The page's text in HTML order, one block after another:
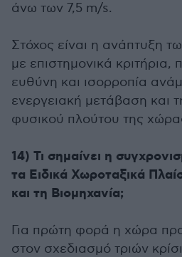
άνω των 7,5 m/s.
Στόχος είναι η ανάπτυξη
με επιστημονικά κριτήρια,
ευθύνη και ισορροπία
ενεργειακή μετάβαση και
φυσικού πλούτου της
14) Τι σημαίνει η
τα Ειδικά Χωροταξικά
και τη Βιομηχανία;
Για πρώτη φορά η χώρα
στον σχεδιασμό τριών